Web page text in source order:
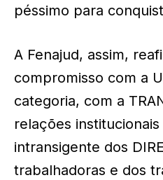
péssimo para
A Fenajud, assim,
compromisso com a
categoria, com a
relações
intransigente dos
trabalhadoras e dos